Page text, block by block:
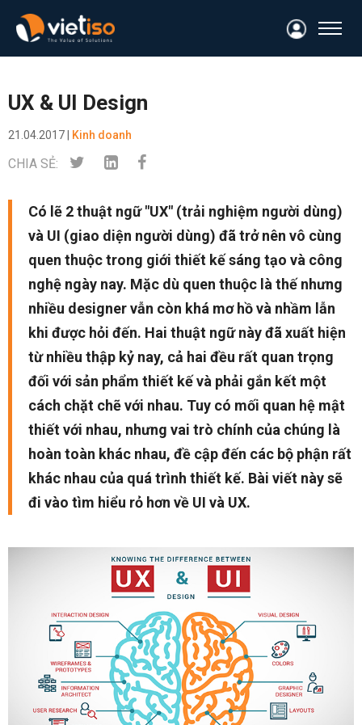
UX & UI Design
21.04.2017 | Kinh doanh
CHIA SẺ:
Có lẽ 2 thuật ngữ "UX" (trải nghiệm người dùng)
và UI (giao diện người dùng) đã trở nên vô cùng
quen thuộc trong giới thiết kế sáng tạo và công
nghệ ngày nay. Mặc dù quen thuộc là thế nhưng
nhiều designer vẫn còn khá mơ hồ và nhầm lẫn
khi được hỏi đến. Hai thuật ngữ này đã xuất hiện
từ nhiều thập kỷ nay, cả hai đều rất quan trọng
đối với sản phẩm thiết kế và phải gắn kết một
cách chặt chẽ với nhau. Tuy có mối quan hệ mật
thiết với nhau, nhưng vai trò chính của chúng là
hoàn toàn khác nhau, đề cập đến các bộ phận rất
khác nhau của quá trình thiết kế. Bài viết này sẽ
đi vào tìm hiểu rỏ hơn về UI và UX.